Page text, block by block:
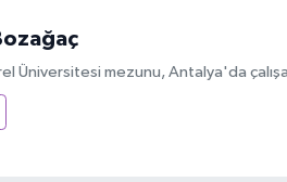
Üniversitesi mezunu, Antalya'da